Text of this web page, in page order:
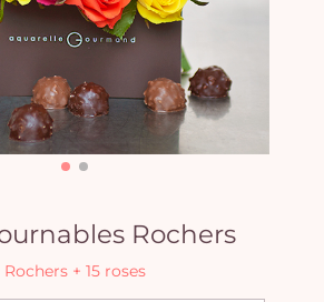
Rochers
Rochers + 15 roses